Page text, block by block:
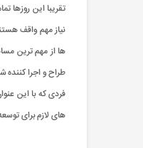
تقریبا این روزها
نیاز مهم واقف
ها از مهم ترین
طراح و اجرا کننده
فردی که با این
های لازم برای